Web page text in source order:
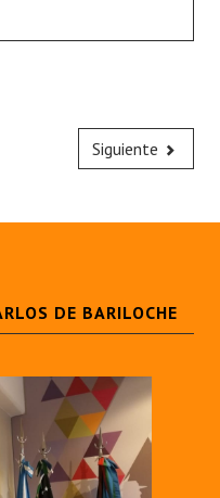
Siguiente
DE BARILOCHE